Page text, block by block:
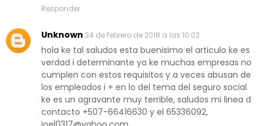
Responder
Unknown 24 de febrero de 2018 a las 10:02
hola ke tal saludos esta buenisimo el articulo ke es
verdad i determinante ya ke muchas empresas no
cumplen con estos requisitos y a veces abusan de
los empleados i + en lo del tema del seguro social
ke es un agravante muy terrible, saludos mi linea d
contacto +507-66416630 y el 65336092,